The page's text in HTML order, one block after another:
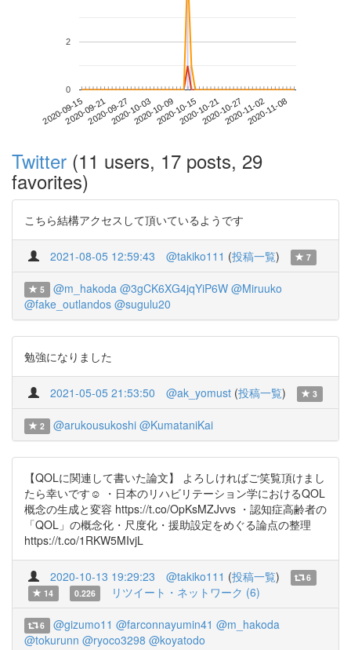
2020-09-152020-09-212020-09-272020-10-032020-10-092020-10-152020-10-212020-10-272020-11-022020-11-08
0
2
Twitter (11 users, 17 posts, 29
favorites)
こちら結構アクセスして頂いているようです
2021-08-05 12:59:43 @takiko111 (投稿一覧) 7
5 @m_hakoda @3gCK6XG4jqYiP6W @Miruuko
@fake_outlandos @sugulu20
勉強になりました
2021-05-05 21:53:50 @ak_yomust (投稿一覧) 3
2 @arukousukoshi @KumataniKai
【QOLに関連して書いた論文】 よろしければご笑覧頂けまし
たら幸いです☺ ・日本のリハビリテーション学におけるQOL
概念の生成と変容 https://t.co/OpKsMZJvvs ・認知症高齢者の
「QOL」の概念化・尺度化・援助設定をめぐる論点の整理
https://t.co/1RKW5MIvjL
2020-10-13 19:29:23 @takiko111 (投稿一覧)
6
14
0.226 リツイート・ネットワーク (6)
6 @gizumo11 @farconnayumin41 @m_hakoda
@tokurunn @ryoco3298 @koyatodo